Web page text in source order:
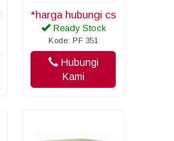
*harga hubungi cs
Ready Stock
Kode: PF 351
Hubungi
Kami